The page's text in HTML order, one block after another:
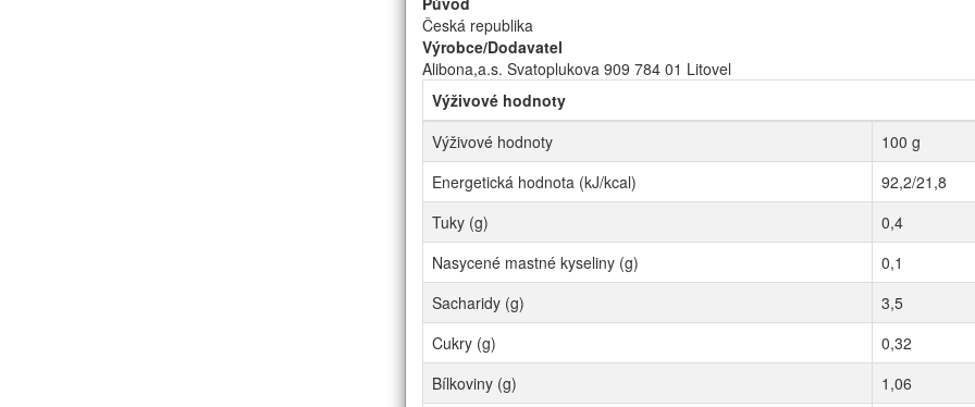
Česká republika
Výrobce/Dodavatel
Alibona,a.s. Svatoplukova 909 784 01 Litovel
Výživové hodnoty
Výživové hodnoty
100 g
Energetická hodnota (kJ/kcal)
92,2/21,8
Tuky (g)
0,4
Nasycené mastné kyseliny (g)
0,1
Sacharidy (g)
3,5
Cukry (g)
0,32
Bílkoviny (g)
1,06